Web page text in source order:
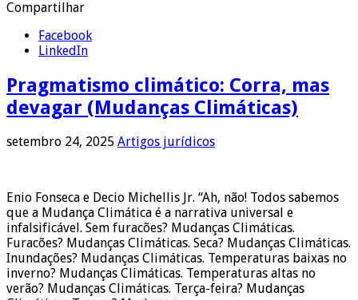
Compartilhar
Facebook
LinkedIn
Pragmatismo climático: Corra, mas
devagar (Mudanças Climáticas)
setembro 24, 2025 Artigos jurídicos
Enio Fonseca e Decio Michellis Jr. “Ah, não! Todos sabemos
que a Mudança Climática é a narrativa universal e
infalsificável. Sem furacões? Mudanças Climáticas.
Furacões? Mudanças Climáticas. Seca? Mudanças Climáticas.
Inundações? Mudanças Climáticas. Temperaturas baixas no
inverno? Mudanças Climáticas. Temperaturas altas no
verão? Mudanças Climáticas. Terça-feira? Mudanças